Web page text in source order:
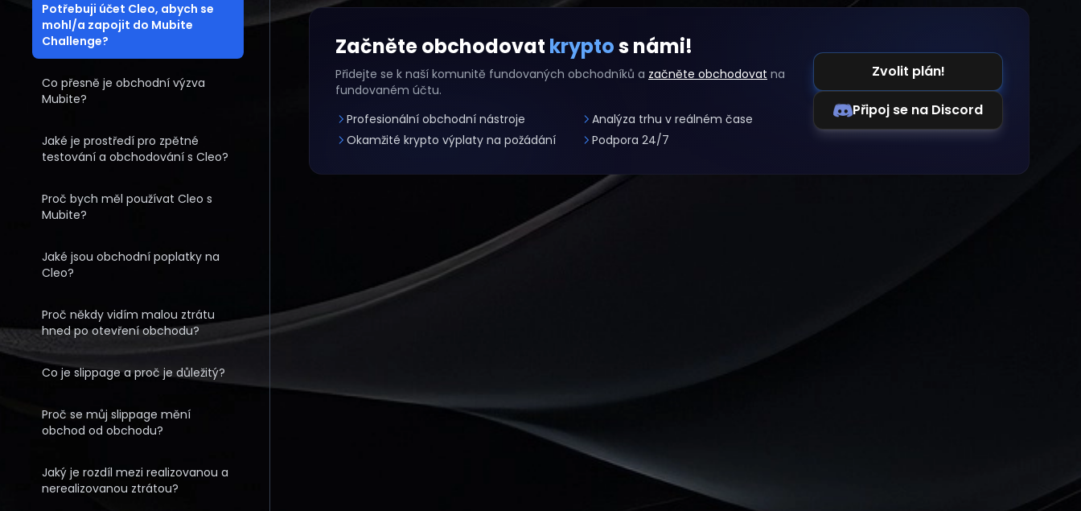
Potřebuji účet Cleo, abych se
mohl/a zapojit do Mubite
Challenge?
Co přesně je obchodní výzva
Mubite?
Jaké je prostředí pro zpětné
testování a obchodování s Cleo?
Proč bych měl používat Cleo s
Mubite?
Jaké jsou obchodní poplatky na
Cleo?
Proč někdy vidím malou ztrátu
hned po otevření obchodu?
Co je slippage a proč je důležitý?
Proč se můj slippage mění
obchod od obchodu?
Jaký je rozdíl mezi realizovanou a
nerealizovanou ztrátou?
Začněte obchodovat kryptos námi!
Přidejte se k naší komunitě fundovaných obchodníků a začněte obchodovat na
fundovaném účtu.
Profesionální obchodní nástroje
Analýza trhu v reálném čase
Okamžité krypto výplaty na požádání
Podpora 24/7
Zvolit plán!
Připoj se na Discord